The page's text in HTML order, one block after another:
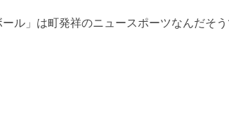
ル」は町発祥のニュースポーツなんだそ